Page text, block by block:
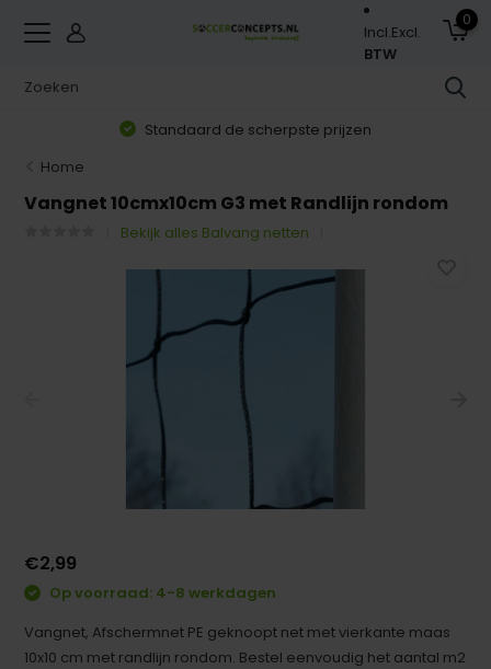
Incl.Excl.
BTW
0
Standaard de scherpste prijzen
Home
Vangnet 10cmx10cm G3 met Randlijn rondom
Bekijk alles Balvang netten
€2,99
Op voorraad: 4-8 werkdagen
Vangnet, Afschermnet PE geknoopt net met vierkante maas
10x10 cm met randlijn rondom. Bestel eenvoudig het aantal m2